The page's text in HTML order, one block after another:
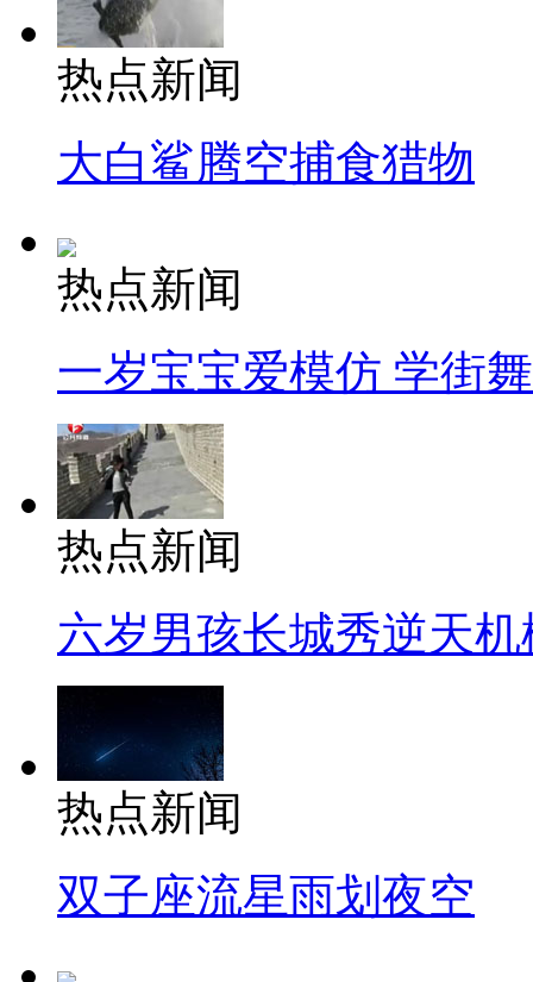
热点新闻
大白鲨腾空捕食猎物
热点新闻
一岁宝宝爱模仿 学街
热点新闻
六岁男孩长城秀逆天机
热点新闻
双子座流星雨划夜空